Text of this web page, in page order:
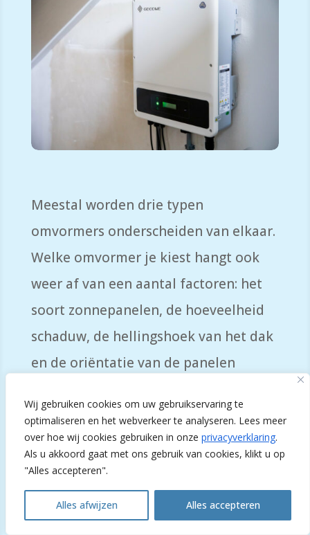
Wij gebruiken cookies om uw gebruikservaring te
optimaliseren en het webverkeer te analyseren. Lees meer
over hoe wij cookies gebruiken in onze privacyverklaring.
Als u akkoord gaat met ons gebruik van cookies, klikt u op
"Alles accepteren".
Alles afwijzen Alles accepteren
Meestal worden drie typen
omvormers onderscheiden van elkaar.
Welke omvormer je kiest hangt ook
weer af van een aantal factoren: het
soort zonnepanelen, de hoeveelheid
schaduw, de hellingshoek van het dak
en de oriëntatie van de panelen
omvormers dan gaat het over:
String omvormers
Open